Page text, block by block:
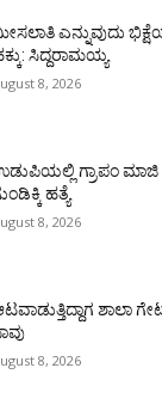
ಎನ್ನುವುದು
ಸಿದ್ದರಾಮಯ್ಯ
8, 2026
ಗ್ರಾಪಂ ಮಾಜಿ
ಹತ್ಯೆ
8, 2026
ಶಾಲಾ
8, 2026